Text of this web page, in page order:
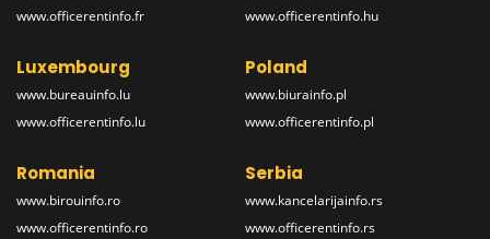
www.officerentinfo.fr
www.officerentinfo.hu
Luxembourg
www.bureauinfo.lu
www.officerentinfo.lu
Poland
www.biurainfo.pl
www.officerentinfo.pl
Romania
www.birouinfo.ro
www.officerentinfo.ro
Serbia
www.kancelarijainfo.rs
www.officerentinfo.rs